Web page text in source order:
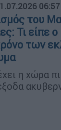
06:57
του
Τι είπε
των
η χώρα